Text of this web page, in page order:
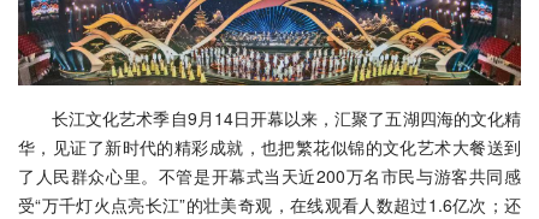
长江文化艺术季自9月14日开幕以来，汇聚了五湖四海的文化精
华，见证了新时代的精彩成就，也把繁花似锦的文化艺术大餐送到
了人民群众心里。不管是开幕式当天近200万名市民与游客共同感
受“万千灯火点亮长江”的壮美奇观，在线观看人数超过1.6亿次；还